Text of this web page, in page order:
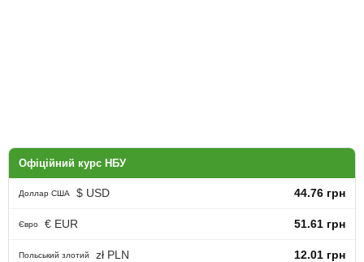
Офіційний курс НБУ
Доллар США $ USD 44.76 грн
Євро € EUR 51.61 грн
Польський злотий zł PLN 12.01 грн